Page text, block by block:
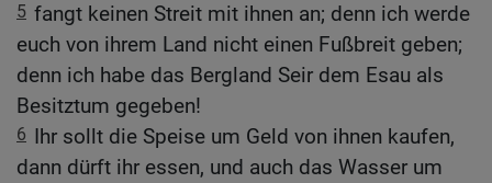
5 fangt keinen Streit mit ihnen an; denn ich werde
euch von ihrem Land nicht einen Fußbreit geben;
denn ich habe das Bergland Seir dem Esau als
Besitztum gegeben!
6 Ihr sollt die Speise um Geld von ihnen kaufen,
dann dürft ihr essen, und auch das Wasser um